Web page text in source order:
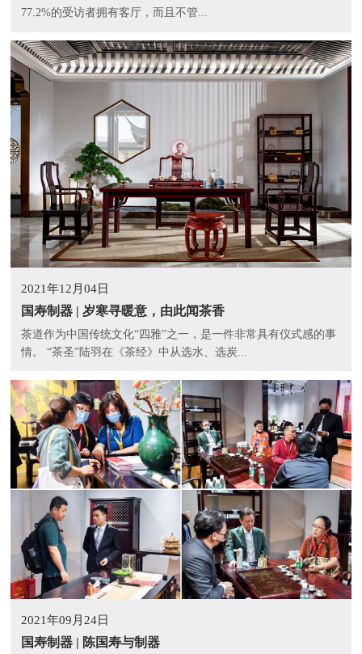
77.2%的受访者拥有客厅，而且不管...
2021年12月04日
国寿制器 | 岁寒寻暖意，由此闻茶香
茶道作为中国传统文化“四雅”之一，是一件非常具有仪式感的事
情。 “茶圣”陆羽在《茶经》中从选水、选炭...
2021年09月24日
国寿制器 | 陈国寿与制器